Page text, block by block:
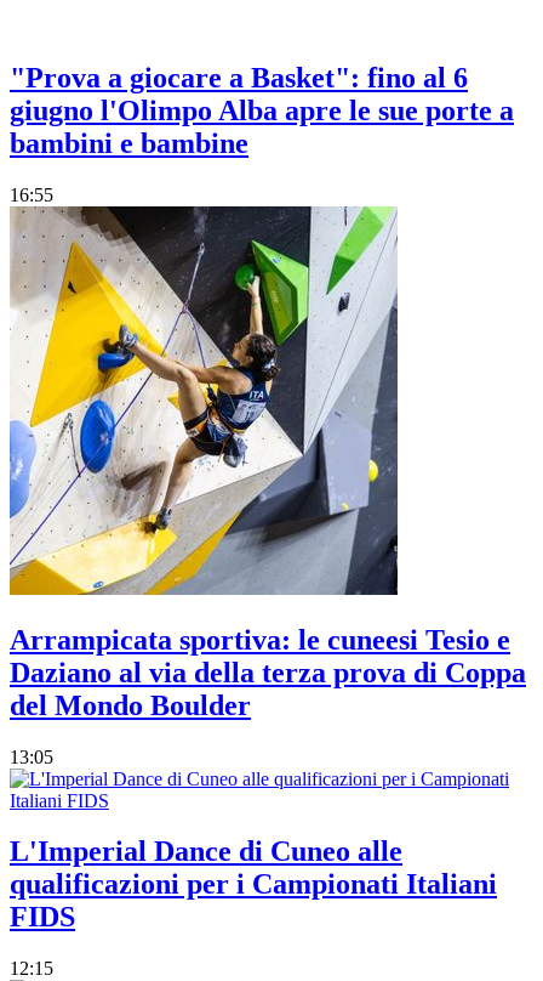
"Prova a giocare a Basket": fino al 6
giugno l'Olimpo Alba apre le sue porte a
bambini e bambine
16:55
Arrampicata sportiva: le cuneesi Tesio e
Daziano al via della terza prova di Coppa
del Mondo Boulder
13:05
L'Imperial Dance di Cuneo alle
qualificazioni per i Campionati Italiani
FIDS
12:15